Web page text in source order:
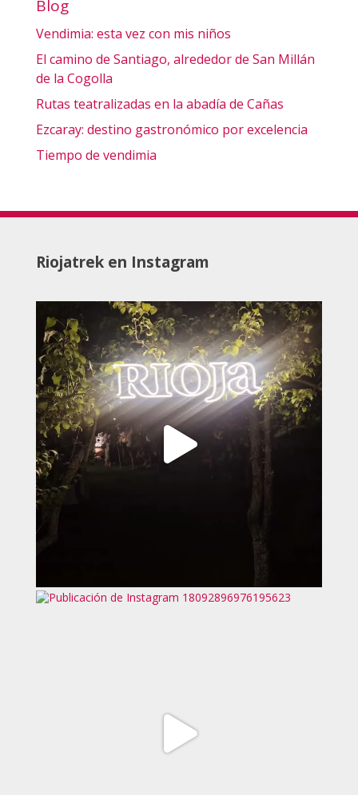
Blog
Vendimia: esta vez con mis niños
El camino de Santiago, alrededor de San Millán
de la Cogolla
Rutas teatralizadas en la abadía de Cañas
Ezcaray: destino gastronómico por excelencia
Tiempo de vendimia
Riojatrek en Instagram